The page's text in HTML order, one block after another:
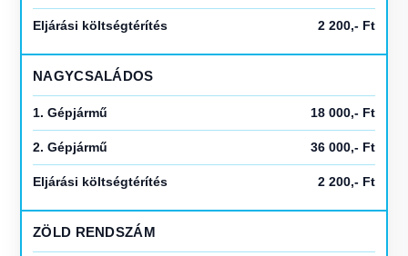
Eljárási költségtérítés 2 200,- Ft
NAGYCSALÁDOS
1. Gépjármű 18 000,- Ft
2. Gépjármű 36 000,- Ft
Eljárási költségtérítés 2 200,- Ft
ZÖLD RENDSZÁM